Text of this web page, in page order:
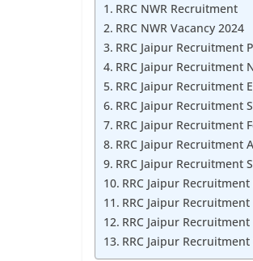
RRC NWR Recruitment
RRC NWR Vacancy 2024
RRC Jaipur Recruitment
RRC Jaipur Recruitment
RRC Jaipur Recruitment
RRC Jaipur Recruitment
RRC Jaipur Recruitment
RRC Jaipur Recruitment
RRC Jaipur Recruitment
RRC Jaipur
RRC Jaipur
RRC Jaipur
RRC Jaipur